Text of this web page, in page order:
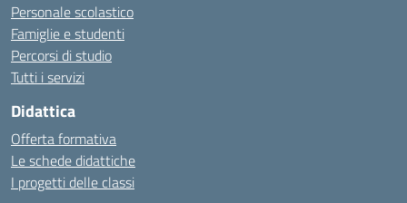
Personale scolastico
Famiglie e studenti
Percorsi di studio
Tutti i servizi
Didattica
Offerta formativa
Le schede didattiche
I progetti delle classi